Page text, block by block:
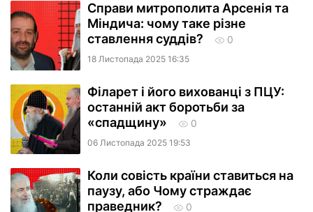
Справи митрополита Арсенія та
Міндича: чому таке різне
ставлення суддів?
0
18 Листопада 2025 16:35
Філарет і його вихованці з ПЦУ:
останній акт боротьби за
«спадщину»
0
06 Листопада 2025 19:53
Коли совість країни ставиться на
паузу, або Чому страждає
праведник?
0